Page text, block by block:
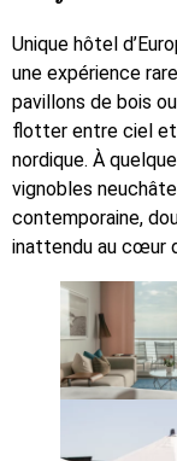
Unique hôtel
une expérience
pavillons de bois
flotter entre ciel et
nordique. À
vignobles
contemporaine,
inattendu au cœur